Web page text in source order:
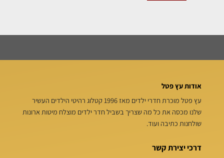
אודות עץ פטל
עץ פטל מוכרת חדרי ילדים מאז 1996 קטלוג רהיטי הילדים העשיר
שלנו מכסה את כל מה שצריך בשביל חדר ילדים מוצלח מיטות ארונות
שולחנות כתיבה ועוד.
דרכי יצירת קשר